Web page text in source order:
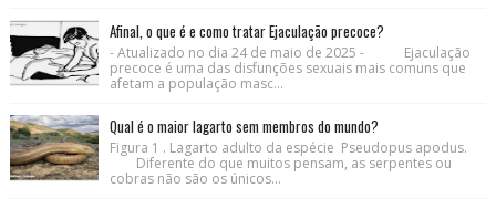
Afinal, o que é e como tratar Ejaculação precoce?
- Atualizado no dia 24 de maio de 2025 - Ejaculação
precoce é uma das disfunções sexuais mais comuns que
afetam a população masc...
Qual é o maior lagarto sem membros do mundo?
Figura 1 . Lagarto adulto da espécie Pseudopus apodus.
Diferente do que muitos pensam, as serpentes ou
cobras não são os únicos...